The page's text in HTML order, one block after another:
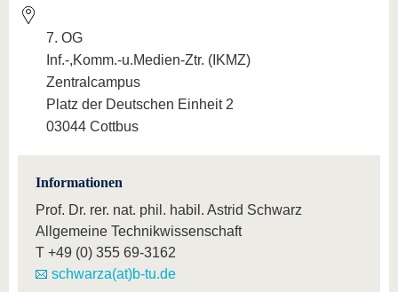
7. OG
Inf.-,Komm.-u.Medien-Ztr. (IKMZ)
Zentralcampus
Platz der Deutschen Einheit 2
03044 Cottbus
Informationen
Prof. Dr. rer. nat. phil. habil. Astrid Schwarz
Allgemeine Technikwissenschaft
T +49 (0) 355 69-3162
schwarza(at)b-tu.de